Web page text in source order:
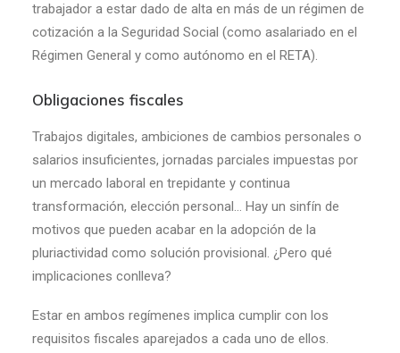
trabajador a estar dado de alta en más de un régimen de
cotización a la Seguridad Social (como asalariado en el
Régimen General y como autónomo en el RETA).
Obligaciones fiscales
Trabajos digitales, ambiciones de cambios personales o
salarios insuficientes, jornadas parciales impuestas por
un mercado laboral en trepidante y continua
transformación, elección personal… Hay un sinfín de
motivos que pueden acabar en la adopción de la
pluriactividad como solución provisional. ¿Pero qué
implicaciones conlleva?
Estar en ambos regímenes implica cumplir con los
requisitos fiscales aparejados a cada uno de ellos.